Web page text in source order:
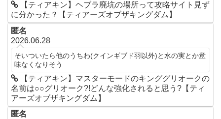
【ティアキン】ヘブラ廃坑の場所って攻略サイト見ず
に分かった？【ティアーズオブザキングダム】
匿名
2026.06.28
そいついたら他のうちわ(クインギブド羽以外)と水の実とか意
味なくなりそう
【ティアキン】マスターモードのキンググリオークの
名前は○○グリオーク?!どんな強化されると思う?【ティ
アーズオブザキングダム】
匿名